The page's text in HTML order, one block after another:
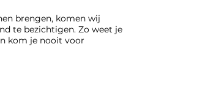
brengen, komen wij
te bezichtigen. Zo weet je
kom je nooit voor